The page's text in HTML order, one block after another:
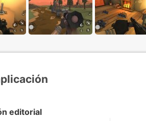
editorial